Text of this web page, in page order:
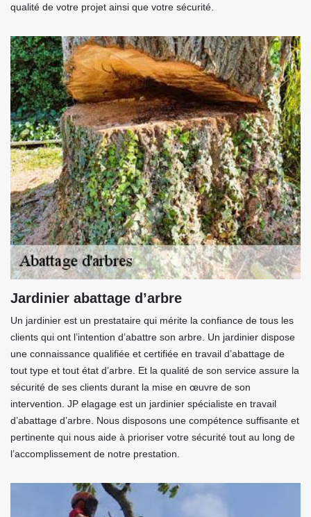
qualité de votre projet ainsi que votre sécurité.
Jardinier abattage d’arbre
Un jardinier est un prestataire qui mérite la confiance de tous les
clients qui ont l’intention d’abattre son arbre. Un jardinier dispose
une connaissance qualifiée et certifiée en travail d’abattage de
tout type et tout état d’arbre. Et la qualité de son service assure la
sécurité de ses clients durant la mise en œuvre de son
intervention. JP elagage est un jardinier spécialiste en travail
d’abattage d’arbre. Nous disposons une compétence suffisante et
pertinente qui nous aide à prioriser votre sécurité tout au long de
l’accomplissement de notre prestation.